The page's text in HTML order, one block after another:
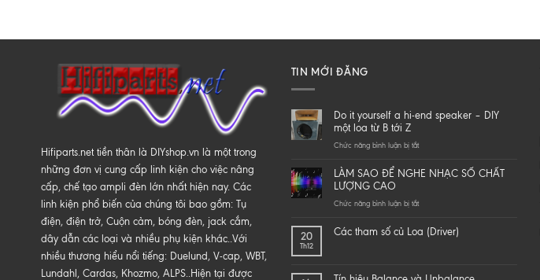
Hifiparts.net tiền thân là DIYshop.vn là một trong
những đơn vị cung cấp linh kiện cho việc nâng
cấp, chế tạo ampli đèn lớn nhất hiện nay. Các
linh kiện phổ biến của chúng tôi bao gồm: Tụ
điện, điện trở, Cuộn cảm, bóng đèn, jack cắm,
dây dẫn các loại và nhiều phụ kiện khác..Với
nhiều thương hiểu nổi tiếng: Duelund, V-cap, WBT,
Lundahl, Cardas, Khozmo, ALPS..Hiện tại được
TIN MỚI ĐĂNG
Do it yourself a hi-end speaker – DIY
một loa từ B tới Z
Chức năng bình luận bị tắtở
it
hi-
speaker
loa
LÀM SAO ĐỂ NGHE NHẠC SỐ CHẤT
LƯỢNG CAO
Chức năng bình luận bị tắtở
SAO
SỐ
20
Th12
Các tham số củ Loa (Driver)